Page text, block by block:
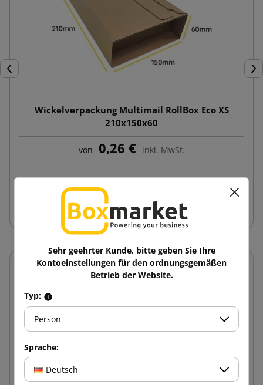
Zurück
Wickelverpackung Multimail RollBox Eco XS
210x150x60
von 0,26 € inkl. MwSt.
In den Warenkorb
Autor des Artikels
Sehr geehrter Kunde, bitte geben Sie Ihre
Kontoeinstellungen für den ordnungsgemäßen
Betrieb der Website.
Typ:
Person
Sprache:
Deutsch